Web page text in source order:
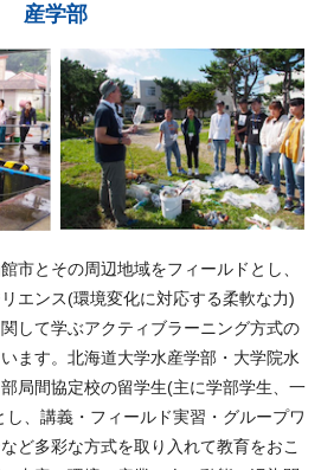
産学部
市とその周辺地域をフィールドとし、
エンス(環境変化に対応する柔軟な力)
して学ぶアクティブラーニング方式の
ます。北海道大学水産学部・大学院水
局間協定校の留学生(主に学部学生、一
、講義・フィールド実習・グループワ
ど多彩な方式を取り入れて教育をおこ